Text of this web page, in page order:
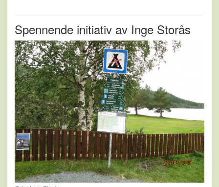
Spennende initiativ av Inge Storås